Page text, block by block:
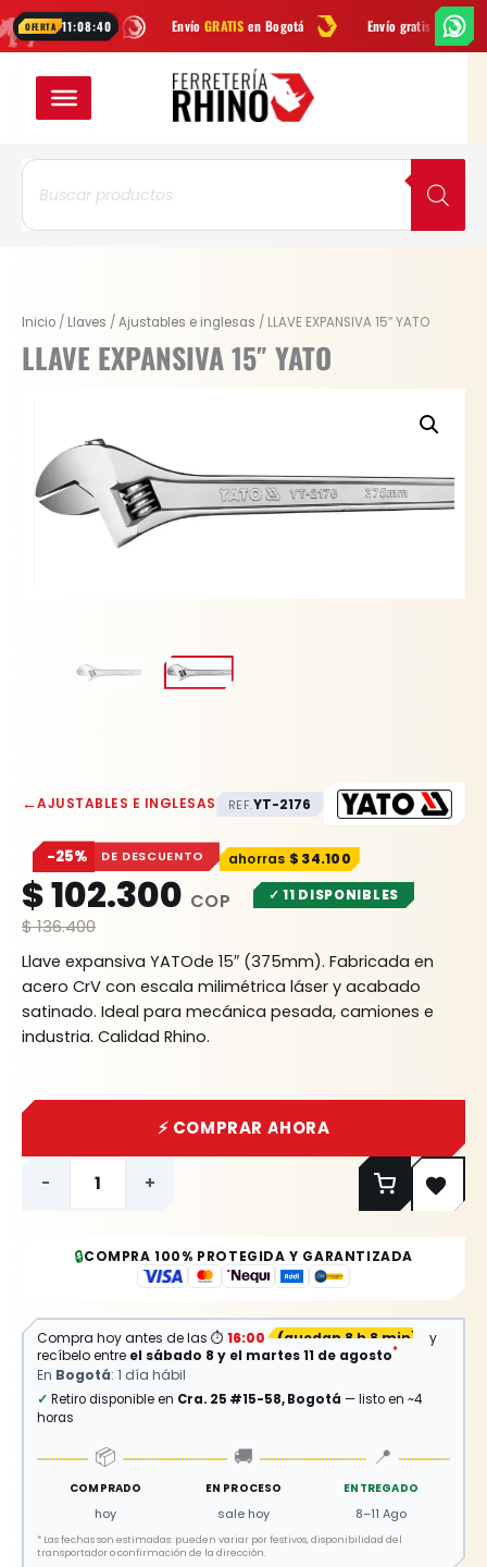
OFERTA 11:08:40EnvíoGRATISen Bogotá Envío gratis a todo Colombia
al
Búsqueda
productos
Inicio / Llaves /Ajustables e inglesas / LLAVE EXPANSIVA 15″ YATO
LLAVE EXPANSIVA 15″ YATO
←AJUSTABLES E INGLESAS REF.YT-2176
−25% DE DESCUENTO $ 34.100
$136.400
Original
price
was:
$102.300
Current
price
is:
✓ 11 DISPONIBLES
Llave expansiva YATOde 15″ (375mm). Fabricada en
acero CrV con escala milimétrica láser y acabado
satinado. Ideal para mecánica pesada, camiones e
industria. Calidad Rhino.
LLAVE
EXPANSIVA
15"
- +
⚡ COMPRAR AHORA
🔒COMPRA 100% PROTEGIDA Y GARANTIZADA
Compra hoy antes de las ⏱ 16:00 (quedan 8 h 8 min)
y
recíbelo entre el sábado 8 y el martes 11 de agosto*
En Bogotá: 1 día hábil
✓ Retiro disponible en Cra. 25 #15-58, Bogotá — listo en ~4
horas
📦
COMPRADO
hoy
🚚
EN PROCESO
sale hoy
📍
ENTREGADO
8–11 Ago
* Las fechas son estimadas: pueden variar por festivos, disponibilidad del
transportador o confirmación de la dirección.